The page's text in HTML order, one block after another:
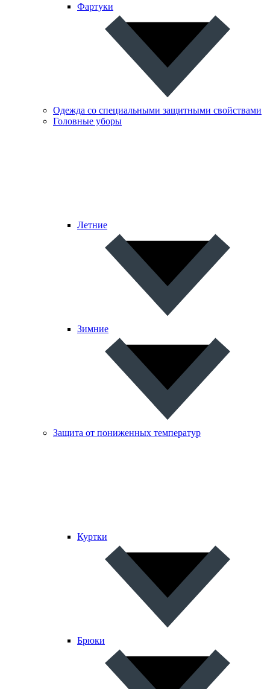
Фартуки
Одежда со специальными защитными свойствами
Головные уборы
Летние
Зимние
Защита от пониженных температур
Куртки
Брюки